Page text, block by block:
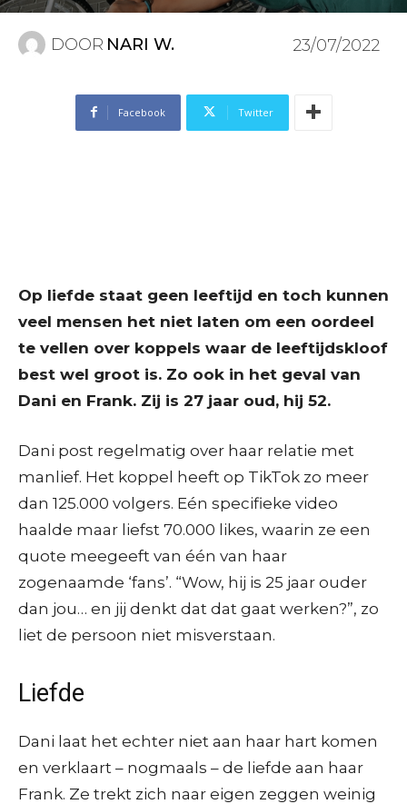
DOOR NARI W. 23/07/2022
Facebook Twitter
Op liefde staat geen leeftijd en toch kunnen
veel mensen het niet laten om een oordeel
te vellen over koppels waar de leeftijdskloof
best wel groot is. Zo ook in het geval van
Dani en Frank. Zij is 27 jaar oud, hij 52.
Dani post regelmatig over haar relatie met
manlief. Het koppel heeft op TikTok zo meer
dan 125.000 volgers. Eén specifieke video
haalde maar liefst 70.000 likes, waarin ze een
quote meegeeft van één van haar
zogenaamde ‘fans’. “Wow, hij is 25 jaar ouder
dan jou… en jij denkt dat dat gaat werken?”, zo
liet de persoon niet misverstaan.
Liefde
Dani laat het echter niet aan haar hart komen
en verklaart – nogmaals – de liefde aan haar
Frank. Ze trekt zich naar eigen zeggen weinig